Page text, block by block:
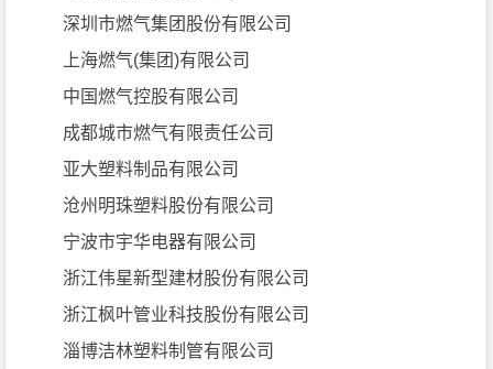
深圳市燃气集团股份有限公司
上海燃气(集团)有限公司
中国燃气控股有限公司
成都城市燃气有限责任公司
亚大塑料制品有限公司
沧州明珠塑料股份有限公司
宁波市宇华电器有限公司
浙江伟星新型建材股份有限公司
浙江枫叶管业科技股份有限公司
淄博洁林塑料制管有限公司